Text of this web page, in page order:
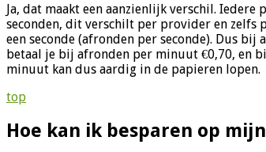
Ja, dat maakt een aanzienlijk verschil.
seconden, dit verschilt per provider en zelfs
een seconde (afronden per seconde). Dus
betaal je bij afronden per minuut €0,70, en
minuut kan dus aardig in de papieren lopen.
top
Hoe kan ik besparen op